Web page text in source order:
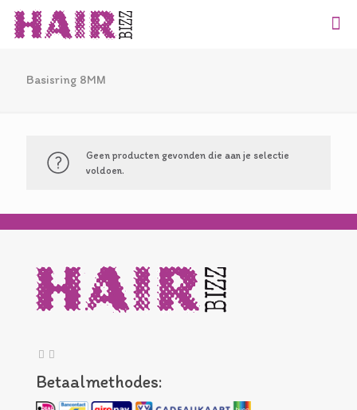
Basisring 8MM
Geen producten gevonden die aan je selectie
voldoen.
Betaalmethodes: